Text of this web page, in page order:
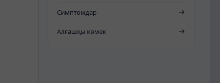
Симптомдар
Алғашқы көмек